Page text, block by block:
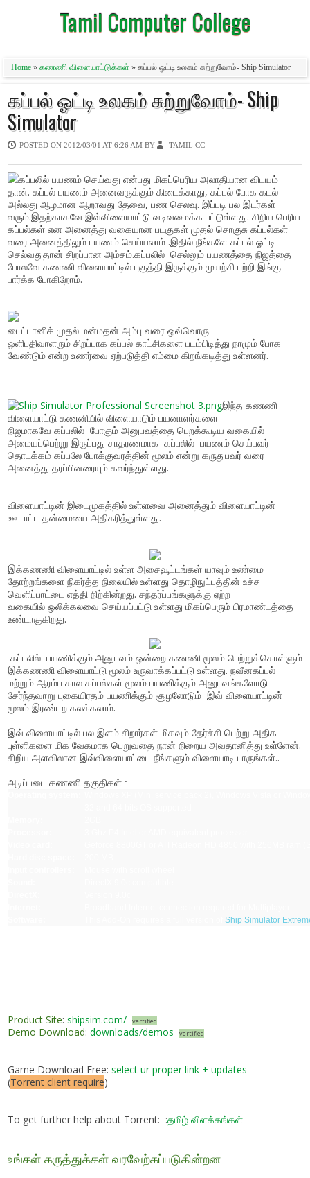
Tamil Computer College
Home » கணணி விளையாட்டுக்கள் » கப்பல் ஓட்டி உலகம் சுற்றுவோம்- Ship Simulator
கப்பல் ஓட்டி உலகம் சுற்றுவோம்- Ship
Simulator
POSTED ON 2012/03/01 AT 6:26 AM BY TAMIL CC
கப்பலில் பயணம் செய்வது என்பது மிகப்பெரிய அலாதியான விடயம்
தான். கப்பல் பயணம் அனைவருக்கும் கிடைக்காது, கப்பல் போக கடல்
அல்லது ஆழமான ஆறாவது தேவை, பண செலவு. இப்படி பல இடர்கள்
வரும்.இதற்காகவே இவ்விளையாட்டு வடிவமைக்க பட்டுள்ளது. சிறிய பெரிய
கப்பல்கள் என அனைத்து வகையான படகுகள் முதல் சொகுசு கப்பல்கள்
வரை அனைத்திலும் பயணம் செய்யலாம் .இதில் நீங்களே கப்பல் ஓட்டி
செல்வதுதான் சிறப்பான அம்சம்.கப்பலில் செல்லும் பயணத்தை நிஜத்தை
போலவே கணணி விளையாட்டில் புகுத்தி இருக்கும் முயற்சி பற்றி இங்கு
பார்க்க போகிறோம்.
டைட்டானிக் முதல் மன்மதன் அம்பு வரை ஒவ்வொரு
ஒளிபதிவாளரும் சிறப்பாக கப்பல் காட்சிகளை படம்பிடித்து நாமும் போக
வேண்டும் என்ற உணர்வை ஏற்படுத்தி எம்மை கிறங்கடித்து உள்ளனர்.
இந்த கணணி
விளையாட்டு கணனியில் விளையாடும் பயனாளர்களை
நிஜமாகவே கப்பலில் போகும் அனுபவத்தை பெறக்கூடிய வகையில்
அமையப்பெற்று இருப்பது சாதரணமாக கப்பலில் பயணம் செய்பவர்
தொடக்கம் கப்பலே போக்குவரத்தின் மூலம் என்று கருதுபவர் வரை
அனைத்து தரப்பினரையும் கவர்ந்துள்ளது.
விளையாட்டின் இடைமுகத்தில் உள்ளவை அனைத்தும் விளையாட்டின்
ஊடாட்ட தன்மையை அதிகரித்துள்ளது.
இக்கணணி விளையாட்டில் உள்ள அசைவூட்டங்கள் யாவும் உண்மை
தோற்றங்களை நிகர்த்த நிலையில் உள்ளது தொழிநுட்பத்தின் உச்ச
வெளிப்பாட்டை எத்தி நிற்கின்றது. சந்தர்ப்பங்களுக்கு ஏற்ற
வகையில் ஒலிக்கலவை செய்யப்பட்டு உள்ளது மிகப்பெரும் பிரமாண்டத்தை
உண்டாகுகிறது.
கப்பலில் பயணிக்கும் அனுபவம் ஒன்றை கணணி மூலம் பெற்றுக்கொள்ளும்
இக்கணணி விளையாட்டு மூலம் உருவாக்கப்பட்டு உள்ளது. நவீனகப்பல்
மற்றும் ஆரம்ப கால கப்பல்கள் மூலம் பயணிக்கும் அனுபவங்களோடு
சேர்ந்தவாறு புகையிரதம் பயணிக்கும் சூழலோடும் இவ் விளையாட்டின்
மூலம் இரண்டற கலக்கலாம்.
இவ் விளையாட்டில் பல இளம் சிறார்கள் மிகவும் தேர்ச்சி பெற்று அதிக
புள்ளிகளை மிக வேகமாக பெறுவதை நான் நிறைய அவதானித்து உள்ளேன்.
சிறிய அளவிலான இவ்விளையாட்டை நீங்களும் விளையாடி பாருங்கள்..
அடிப்படை கணணி தகுதிகள் :
Ship Simulator
Product Site: shipsim.com/ vertified
Demo Download: downloads/demos vertified
Game Download Free: select ur proper link + updates
(Torrent client require)
To get further help about Torrent: :தமிழ் விளக்கங்கள்
உங்கள் கருத்துக்கள் வரவேற்கப்படுகின்றன